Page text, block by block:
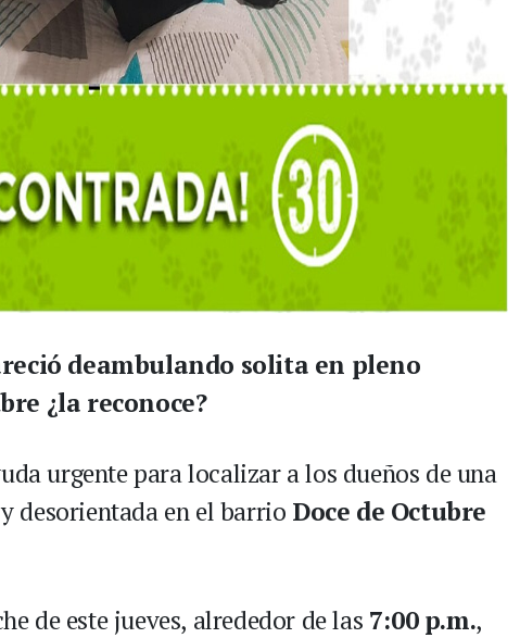
deambulando solita en pleno
¿la reconoce?
urgente para localizar a los dueños de una
desorientada en el barrio Doce de Octubre
de este jueves, alrededor de las 7:00 p.m.,